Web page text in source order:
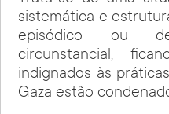
sistemática e
episódico ou
circunstancial,
indignados às
Gaza estão